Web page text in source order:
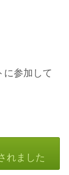
に参加して
れました